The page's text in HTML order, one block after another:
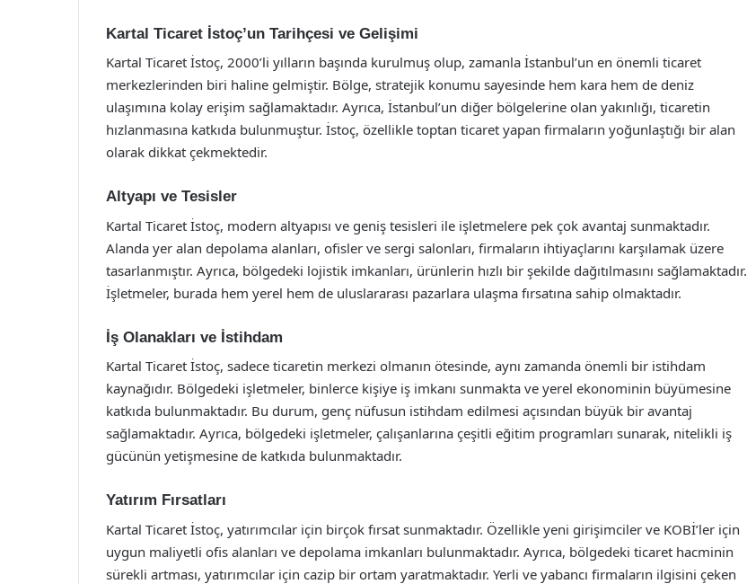
Kartal Ticaret İstoç’un Tarihçesi ve Gelişimi
Kartal Ticaret İstoç, 2000’li yılların başında kurulmuş olup, zamanla İstanbul’un en önemli ticaret
merkezlerinden biri haline gelmiştir. Bölge, stratejik konumu sayesinde hem kara hem de deniz
ulaşımına kolay erişim sağlamaktadır. Ayrıca, İstanbul’un diğer bölgelerine olan yakınlığı, ticaretin
hızlanmasına katkıda bulunmuştur. İstoç, özellikle toptan ticaret yapan firmaların yoğunlaştığı bir alan
olarak dikkat çekmektedir.
Altyapı ve Tesisler
Kartal Ticaret İstoç, modern altyapısı ve geniş tesisleri ile işletmelere pek çok avantaj sunmaktadır.
Alanda yer alan depolama alanları, ofisler ve sergi salonları, firmaların ihtiyaçlarını karşılamak üzere
tasarlanmıştır. Ayrıca, bölgedeki lojistik imkanları, ürünlerin hızlı bir şekilde dağıtılmasını sağlamaktadır.
İşletmeler, burada hem yerel hem de uluslararası pazarlara ulaşma fırsatına sahip olmaktadır.
İş Olanakları ve İstihdam
Kartal Ticaret İstoç, sadece ticaretin merkezi olmanın ötesinde, aynı zamanda önemli bir istihdam
kaynağıdır. Bölgedeki işletmeler, binlerce kişiye iş imkanı sunmakta ve yerel ekonominin büyümesine
katkıda bulunmaktadır. Bu durum, genç nüfusun istihdam edilmesi açısından büyük bir avantaj
sağlamaktadır. Ayrıca, bölgedeki işletmeler, çalışanlarına çeşitli eğitim programları sunarak, nitelikli iş
gücünün yetişmesine de katkıda bulunmaktadır.
Yatırım Fırsatları
Kartal Ticaret İstoç, yatırımcılar için birçok fırsat sunmaktadır. Özellikle yeni girişimciler ve KOBİ’ler için
uygun maliyetli ofis alanları ve depolama imkanları bulunmaktadır. Ayrıca, bölgedeki ticaret hacminin
sürekli artması, yatırımcılar için cazip bir ortam yaratmaktadır. Yerli ve yabancı firmaların ilgisini çeken